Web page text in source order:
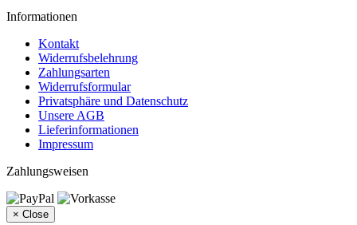
Informationen
Kontakt
Widerrufsbelehrung
Zahlungsarten
Widerrufsformular
Privatsphäre und Datenschutz
Unsere AGB
Lieferinformationen
Impressum
Zahlungsweisen
× Close